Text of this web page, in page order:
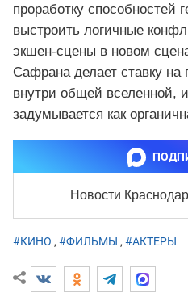
проработку способностей
выстроить логичные
экшен‑сцены в новом
Сафрана делает ставку на
внутри общей вселенной,
задумывается как
Новости
#КИНО , #ФИЛЬМЫ , #АКТЕРЫ